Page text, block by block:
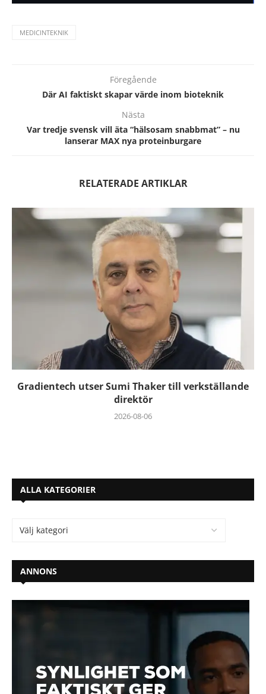
MEDICINTEKNIK
Föregående
Där AI faktiskt skapar värde inom bioteknik
Nästa
Var tredje svensk vill äta “hälsosam snabbmat” – nu
lanserar MAX nya proteinburgare
RELATERADE ARTIKLAR
Gradientech utser Sumi Thaker till verkställande
direktör
2026-08-06
ALLA KATEGORIER
ANNONS